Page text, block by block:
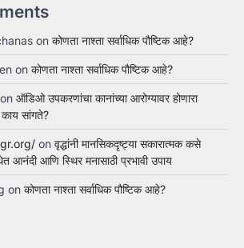
on कोणता नाश्ता सर्वाधिक पौष्टिक आहे?
on कोणता नाश्ता सर्वाधिक पौष्टिक आहे?
on ऑडिओ उपकरणांचा कानांच्या आरोग्यावर होणारा
काय सांगते?
on वृद्धांनी मानसिकदृष्ट्या सकारात्मक कसे
आनंदी आणि स्थिर मनासाठी प्रभावी उपाय
on कोणता नाश्ता सर्वाधिक पौष्टिक आहे?